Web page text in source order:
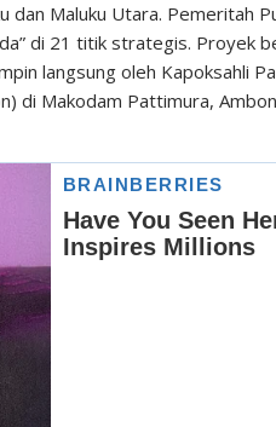
dan Maluku Utara. Pemeritah
di 21 titik strategis. Proyek
langsung oleh Kapoksahli
di Makodam Pattimura,